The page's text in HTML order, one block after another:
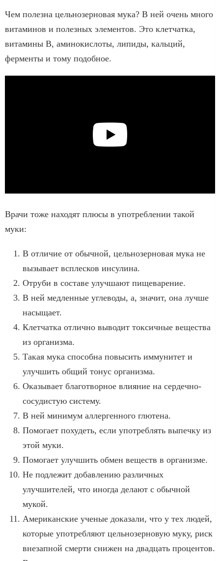
Чем полезна цельнозерновая мука? В ней очень много
витаминов и полезных элементов. Это клетчатка,
витамины В, аминокислоты, липиды, кальций,
ферменты и тому подобное.
Врачи тоже находят плюсы в употреблении такой
муки:
В отличие от обычной, цельнозерновая мука не
вызывает всплесков инсулина.
Отруби в составе улучшают пищеварение.
В ней медленные углеводы, а, значит, она лучше
насыщает.
Клетчатка отлично выводит токсичные вещества
из организма.
Такая мука способна повысить иммунитет и
улучшить общий тонус организма.
Оказывает благотворное влияние на сердечно-
сосудистую систему.
В ней минимум аллергенного глютена.
Помогает похудеть, если употреблять выпечку из
этой муки.
Помогает улучшить обмен веществ в организме.
Не подлежит добавлению различных
улучшителей, что иногда делают с обычной
мукой.
Американские ученые доказали, что у тех людей,
которые употребляют цельнозерновую муку, риск
внезапной смерти снижен на двадцать процентов.